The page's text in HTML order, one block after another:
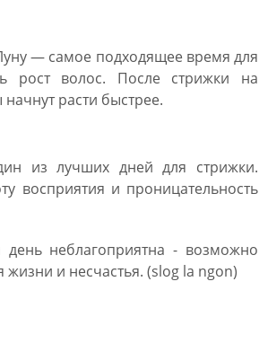
— самое подходящее время для
рост волос. После стрижки на
расти быстрее.
из лучших дней для стрижки.
восприятия и проницательность
неблагоприятна - возможно
жизни и несчастья. (slog la ngon)